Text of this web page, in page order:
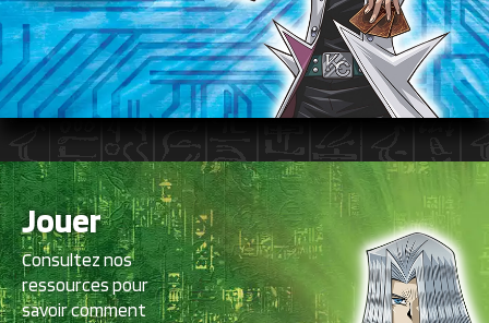
Jouer
Consultez nos
ressources pour
savoir comment